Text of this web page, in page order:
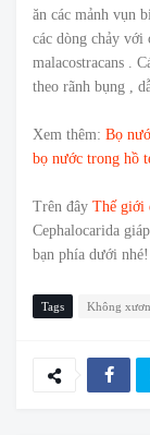
ăn các mảnh vụn
các dòng chảy với
malacostracans .
theo rãnh bụng ,
Xem thêm: Bọ
bọ nước trong hồ
Trên đây Thế giới
Cephalocarida
bạn phía dưới nhé!
Tags Không